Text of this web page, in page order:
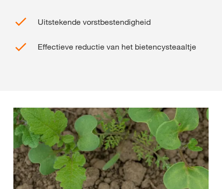
Uitstekende vorstbestendigheid
Effectieve reductie van het bietencysteaaltje